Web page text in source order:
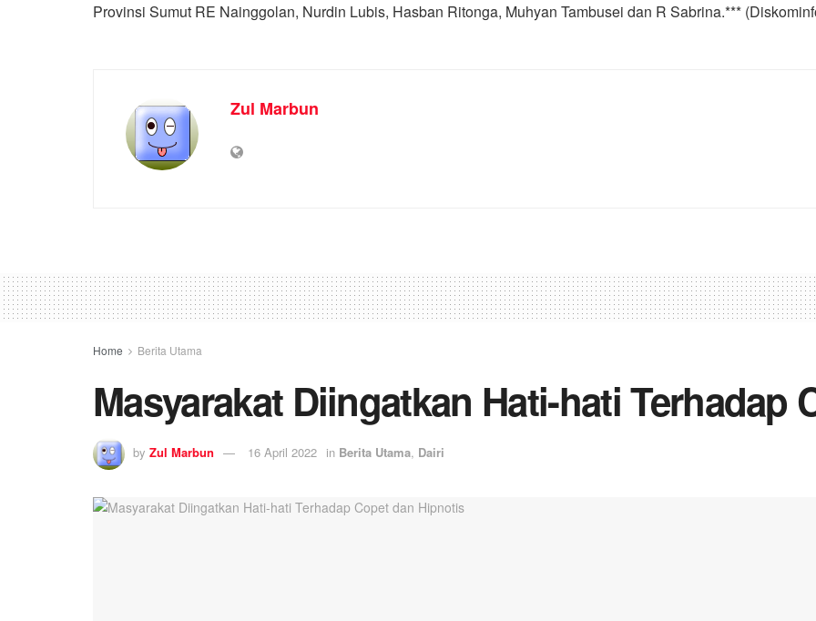
Provinsi Sumut RE Nainggolan, Nurdin Lubis, Hasban Ritonga, Muhyan Tambusei dan R Sabrina.***
Zul Marbun
Home Berita Utama
Masyarakat Diingatkan Hati-hati Terhadap
by Zul Marbun 16 April 2022 in Berita Utama, Dairi